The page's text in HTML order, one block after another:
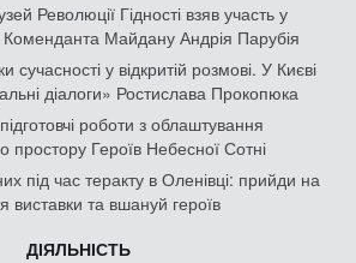
Революції Гідності взяв участь у
Коменданта Майдану Андрія Парубія
сучасності у відкритій розмові. У Києві
діалоги» Ростислава Прокопюка
роботи з облаштування
простору Героїв Небесної Сотні
під час теракту в Оленівці: прийди на
виставки та вшануй героїв
ДІЯЛЬНІСТЬ